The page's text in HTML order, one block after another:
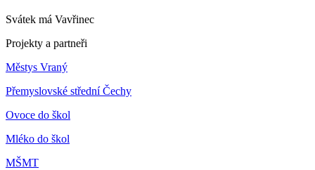
Svátek má Vavřinec
Projekty a partneři
Městys Vraný
Přemyslovské střední Čechy
Ovoce do škol
Mléko do škol
MŠMT